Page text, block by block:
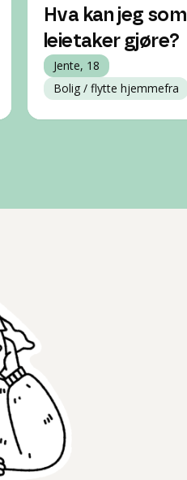
Hva kan jeg som
leietaker gjøre?
Jente, 18
Bolig / flytte hjemmefra